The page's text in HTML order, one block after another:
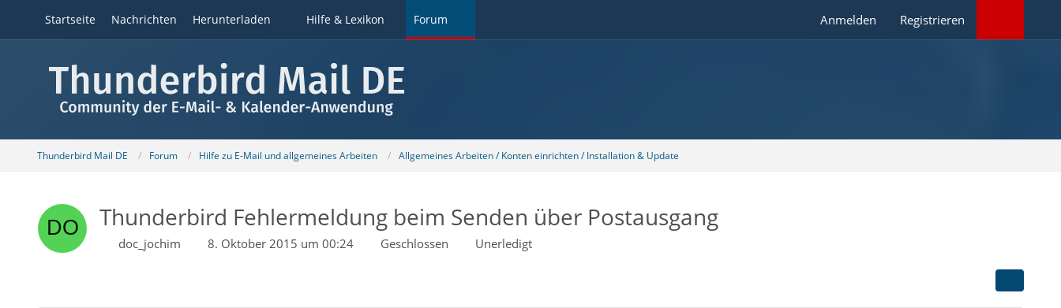
Startseite Nachrichten Herunterladen Hilfe & Lexikon Forum Anmelden Registrieren
Thunderbird Mail DE Forum Hilfe zu E-Mail und allgemeines Arbeiten Allgemeines Arbeiten / Konten einrichten / Installation & Update
Thunderbird Fehlermeldung beim Senden über Postausgang
doc_jochim 8. Oktober 2015 um 00:24 Geschlossen Unerledigt